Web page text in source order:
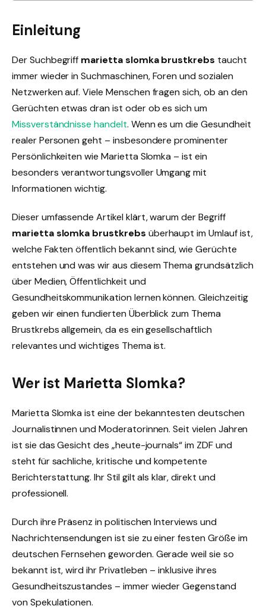
Einleitung
Der Suchbegriff marietta slomka brustkrebs taucht
immer wieder in Suchmaschinen, Foren und sozialen
Netzwerken auf. Viele Menschen fragen sich, ob an den
Gerüchten etwas dran ist oder ob es sich um
Missverständnisse handelt. Wenn es um die Gesundheit
realer Personen geht – insbesondere prominenter
Persönlichkeiten wie Marietta Slomka – ist ein
besonders verantwortungsvoller Umgang mit
Informationen wichtig.
Dieser umfassende Artikel klärt, warum der Begriff
marietta slomka brustkrebs überhaupt im Umlauf ist,
welche Fakten öffentlich bekannt sind, wie Gerüchte
entstehen und was wir aus diesem Thema grundsätzlich
über Medien, Öffentlichkeit und
Gesundheitskommunikation lernen können. Gleichzeitig
geben wir einen fundierten Überblick zum Thema
Brustkrebs allgemein, da es ein gesellschaftlich
relevantes und wichtiges Thema ist.
Wer ist Marietta Slomka?
Marietta Slomka ist eine der bekanntesten deutschen
Journalistinnen und Moderatorinnen. Seit vielen Jahren
ist sie das Gesicht des „heute-journals“ im ZDF und
steht für sachliche, kritische und kompetente
Berichterstattung. Ihr Stil gilt als klar, direkt und
professionell.
Durch ihre Präsenz in politischen Interviews und
Nachrichtensendungen ist sie zu einer festen Größe im
deutschen Fernsehen geworden. Gerade weil sie so
bekannt ist, wird ihr Privatleben – inklusive ihres
Gesundheitszustandes – immer wieder Gegenstand
von Spekulationen.